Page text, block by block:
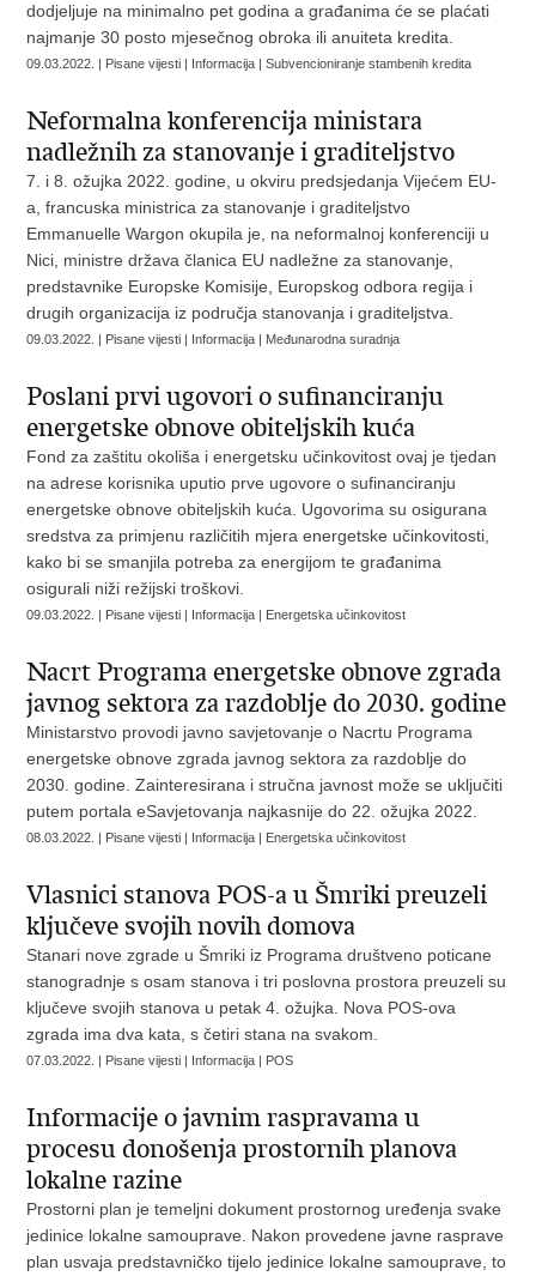
dodjeljuje na minimalno pet godina a građanima će se plaćati
najmanje 30 posto mjesečnog obroka ili anuiteta kredita.
09.03.2022. | Pisane vijesti | Informacija | Subvencioniranje stambenih kredita
Neformalna konferencija ministara
nadležnih za stanovanje i graditeljstvo
7. i 8. ožujka 2022. godine, u okviru predsjedanja Vijećem EU-
a, francuska ministrica za stanovanje i graditeljstvo
Emmanuelle Wargon okupila je, na neformalnoj konferenciji u
Nici, ministre država članica EU nadležne za stanovanje,
predstavnike Europske Komisije, Europskog odbora regija i
drugih organizacija iz područja stanovanja i graditeljstva.
09.03.2022. | Pisane vijesti | Informacija | Međunarodna suradnja
Poslani prvi ugovori o sufinanciranju
energetske obnove obiteljskih kuća
Fond za zaštitu okoliša i energetsku učinkovitost ovaj je tjedan
na adrese korisnika uputio prve ugovore o sufinanciranju
energetske obnove obiteljskih kuća. Ugovorima su osigurana
sredstva za primjenu različitih mjera energetske učinkovitosti,
kako bi se smanjila potreba za energijom te građanima
osigurali niži režijski troškovi.
09.03.2022. | Pisane vijesti | Informacija | Energetska učinkovitost
Nacrt Programa energetske obnove zgrada
javnog sektora za razdoblje do 2030. godine
Ministarstvo provodi javno savjetovanje o Nacrtu Programa
energetske obnove zgrada javnog sektora za razdoblje do
2030. godine. Zainteresirana i stručna javnost može se uključiti
putem portala eSavjetovanja najkasnije do 22. ožujka 2022.
08.03.2022. | Pisane vijesti | Informacija | Energetska učinkovitost
Vlasnici stanova POS-a u Šmriki preuzeli
ključeve svojih novih domova
Stanari nove zgrade u Šmriki iz Programa društveno poticane
stanogradnje s osam stanova i tri poslovna prostora preuzeli su
ključeve svojih stanova u petak 4. ožujka. Nova POS-ova
zgrada ima dva kata, s četiri stana na svakom.
07.03.2022. | Pisane vijesti | Informacija | POS
Informacije o javnim raspravama u
procesu donošenja prostornih planova
lokalne razine
Prostorni plan je temeljni dokument prostornog uređenja svake
jedinice lokalne samouprave. Nakon provedene javne rasprave
plan usvaja predstavničko tijelo jedinice lokalne samouprave, to